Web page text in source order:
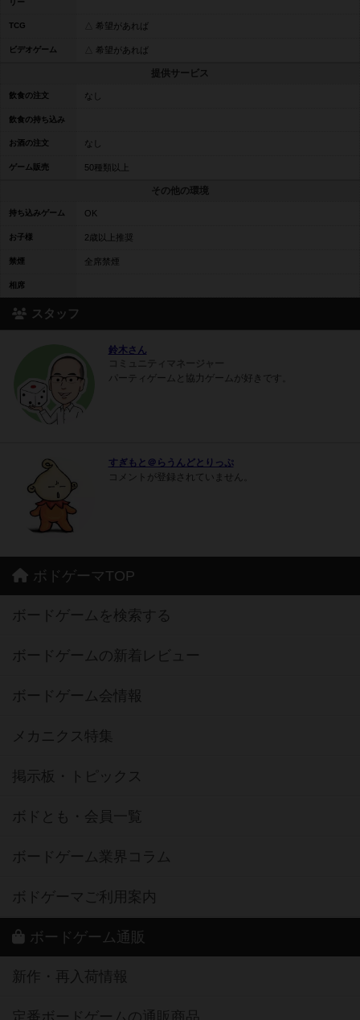
TCG △ 希望があれば
ビデオゲーム △ 希望があれば
提供サービス
飲食の注文 なし
飲食の持ち込み
お酒の注文 なし
ゲーム販売 50種類以上
その他の環境
持ち込みゲーム OK
お子様 2歳以上推奨
禁煙 全席禁煙
相席
スタッフ
鈴木さん
パーティゲームと協力ゲームが好きです。
すぎもと＠らうんどとりっぷ
コメントが登録されていません。
ボドゲーマTOP
ボードゲームを検索する
ボードゲームの新着レビュー
ボードゲーム会情報
メカニクス特集
掲示板・トピックス
ボドとも・会員一覧
ボードゲーム業界コラム
ボドゲーマご利用案内
ボードゲーム通販
新作・再入荷情報
定番ボードゲームの通販商品